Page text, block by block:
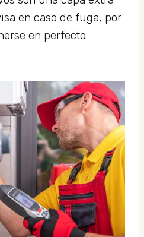
en caso de fuga, por
en perfecto